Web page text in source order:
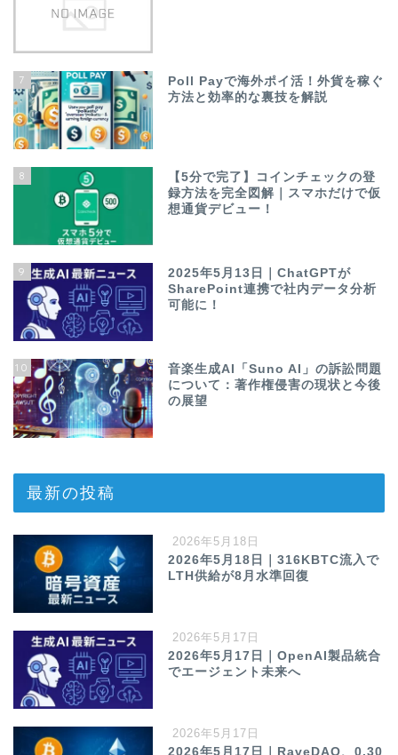
7
Poll Payで海外ポイ活！外貨を稼ぐ
方法と効率的な裏技を解説
8
【5分で完了】コインチェックの登
録方法を完全図解｜スマホだけで仮
想通貨デビュー！
9
2025年5月13日｜ChatGPTが
SharePoint連携で社内データ分析
可能に！
10
音楽生成AI「Suno AI」の訴訟問題
について：著作権侵害の現状と今後
の展望
最新の投稿
2026年5月18日
2026年5月18日｜316KBTC流入で
LTH供給が8月水準回復
2026年5月17日
2026年5月17日｜OpenAI製品統合
でエージェント未来へ
2026年5月17日
2026年5月17日｜RaveDAO、0.30